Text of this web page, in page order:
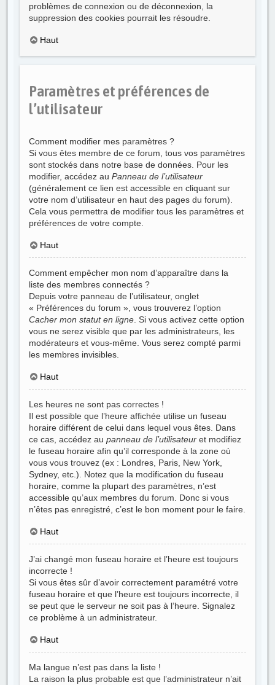
problèmes de connexion ou de déconnexion, la
suppression des cookies pourrait les résoudre.
Haut
Paramètres et préférences de
l’utilisateur
Comment modifier mes paramètres ?
Si vous êtes membre de ce forum, tous vos paramètres
sont stockés dans notre base de données. Pour les
modifier, accédez auPanneau de l’utilisateur
(généralement ce lien est accessible en cliquant sur
votre nom d’utilisateur en haut des pages du forum).
Cela vous permettra de modifier tous les paramètres et
préférences de votre compte.
Haut
Comment empêcher mon nom d’apparaître dans la
liste des membres connectés ?
Depuis votre panneau de l’utilisateur, onglet
« Préférences du forum », vous trouverez l’option
Cacher mon statut en ligne . Si vous activez cette option
vous ne serez visible que par les administrateurs, les
modérateurs et vous-même. Vous serez compté parmi
les membres invisibles.
Haut
Les heures ne sont pas correctes !
Il est possible que l’heure affichée utilise un fuseau
horaire différent de celui dans lequel vous êtes. Dans
ce cas, accédez aupanneau de l’utilisateur et modifiez
le fuseau horaire afin qu’il corresponde à la zone où
vous vous trouvez (ex : Londres, Paris, New York,
Sydney, etc.). Notez que la modification du fuseau
horaire, comme la plupart des paramètres, n’est
accessible qu’aux membres du forum. Donc si vous
n’êtes pas enregistré, c’est le bon moment pour le faire.
Haut
J’ai changé mon fuseau horaire et l’heure est toujours
incorrecte !
Si vous êtes sûr d’avoir correctement paramétré votre
fuseau horaire et que l’heure est toujours incorrecte, il
se peut que le serveur ne soit pas à l’heure. Signalez
ce problème à un administrateur.
Haut
Ma langue n’est pas dans la liste !
La raison la plus probable est que l’administrateur n’ait